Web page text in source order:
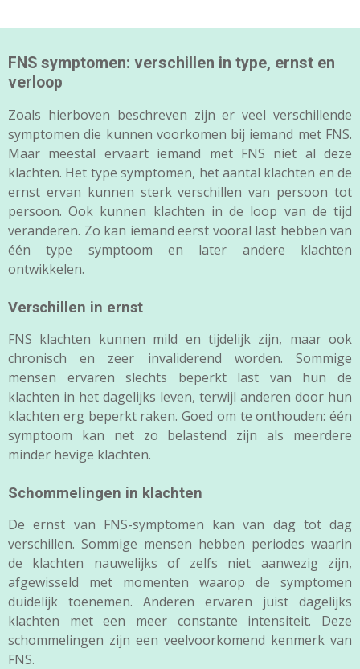
FNS symptomen: verschillen in type, ernst en
verloop
Zoals hierboven beschreven zijn er veel verschillende
symptomen die kunnen voorkomen bij iemand met FNS.
Maar meestal ervaart iemand met FNS niet al deze
klachten. Het type symptomen, het aantal klachten en de
ernst ervan kunnen sterk verschillen van persoon tot
persoon. Ook kunnen klachten in de loop van de tijd
veranderen. Zo kan iemand eerst vooral last hebben van
één type symptoom en later andere klachten
ontwikkelen.
Verschillen in ernst
FNS klachten kunnen mild en tijdelijk zijn, maar ook
chronisch en zeer invaliderend worden. Sommige
mensen ervaren slechts beperkt last van hun de
klachten in het dagelijks leven, terwijl anderen door hun
klachten erg beperkt raken. Goed om te onthouden: één
symptoom kan net zo belastend zijn als meerdere
minder hevige klachten.
Schommelingen in klachten
De ernst van FNS-symptomen kan van dag tot dag
verschillen. Sommige mensen hebben periodes waarin
de klachten nauwelijks of zelfs niet aanwezig zijn,
afgewisseld met momenten waarop de symptomen
duidelijk toenemen. Anderen ervaren juist dagelijks
klachten met een meer constante intensiteit. Deze
schommelingen zijn een veelvoorkomend kenmerk van
FNS.